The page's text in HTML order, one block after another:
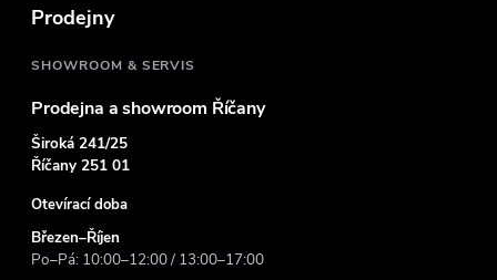
Prodejny
SHOWROOM & SERVIS
Prodejna a showroom Říčany
Široká 241/25
Říčany 251 01
Otevírací doba
Březen–Říjen
Po–Pá: 10:00–12:00 / 13:00–17:00